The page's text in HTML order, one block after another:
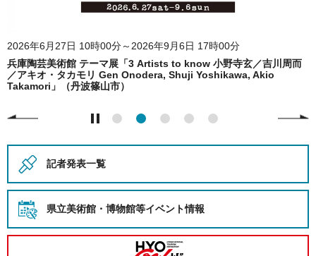
2026年6月27日 10時00分～2026年9月6日 17時00分
兵庫陶芸美術館 テーマ展「3 Artists to know 小野寺玄／吉川周而
／アキオ・タカモリ Gen Onodera, Shuji Yoshikawa, Akio
Takamori」（丹波篠山市）
記者発表一覧
県立美術館・博物館等イベント情報